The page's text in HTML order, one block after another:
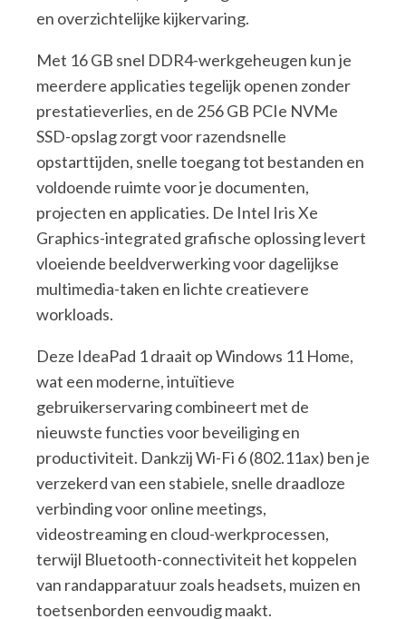
en overzichtelijke kijkervaring.
Met 16 GB snel DDR4-werkgeheugen kun je
meerdere applicaties tegelijk openen zonder
prestatieverlies, en de 256 GB PCIe NVMe
SSD-opslag zorgt voor razendsnelle
opstarttijden, snelle toegang tot bestanden en
voldoende ruimte voor je documenten,
projecten en applicaties. De Intel Iris Xe
Graphics-integrated grafische oplossing levert
vloeiende beeldverwerking voor dagelijkse
multimedia-taken en lichte creatievere
workloads.
Deze IdeaPad 1 draait op Windows 11 Home,
wat een moderne, intuïtieve
gebruikerservaring combineert met de
nieuwste functies voor beveiliging en
productiviteit. Dankzij Wi-Fi 6 (802.11ax) ben je
verzekerd van een stabiele, snelle draadloze
verbinding voor online meetings,
videostreaming en cloud-werkprocessen,
terwijl Bluetooth-connectiviteit het koppelen
van randapparatuur zoals headsets, muizen en
toetsenborden eenvoudig maakt.